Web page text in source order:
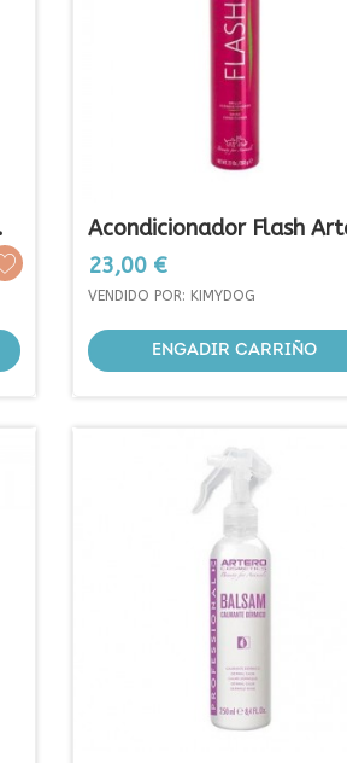
Acondicionador Flash
Prezo
23,00 €
VENDIDO POR: KIMYDOG
ENGADIR CARRIÑO